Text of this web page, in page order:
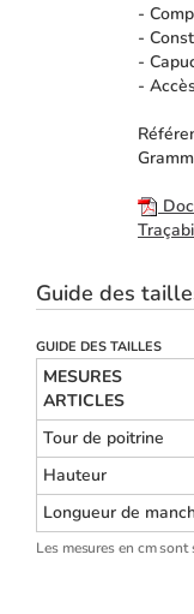
-
-
-
-
Guide des
GUIDE DES TAILLES
MESURES
ARTICLES
Tour de poitrine
Hauteur
Longueur de
Les mesures en cm